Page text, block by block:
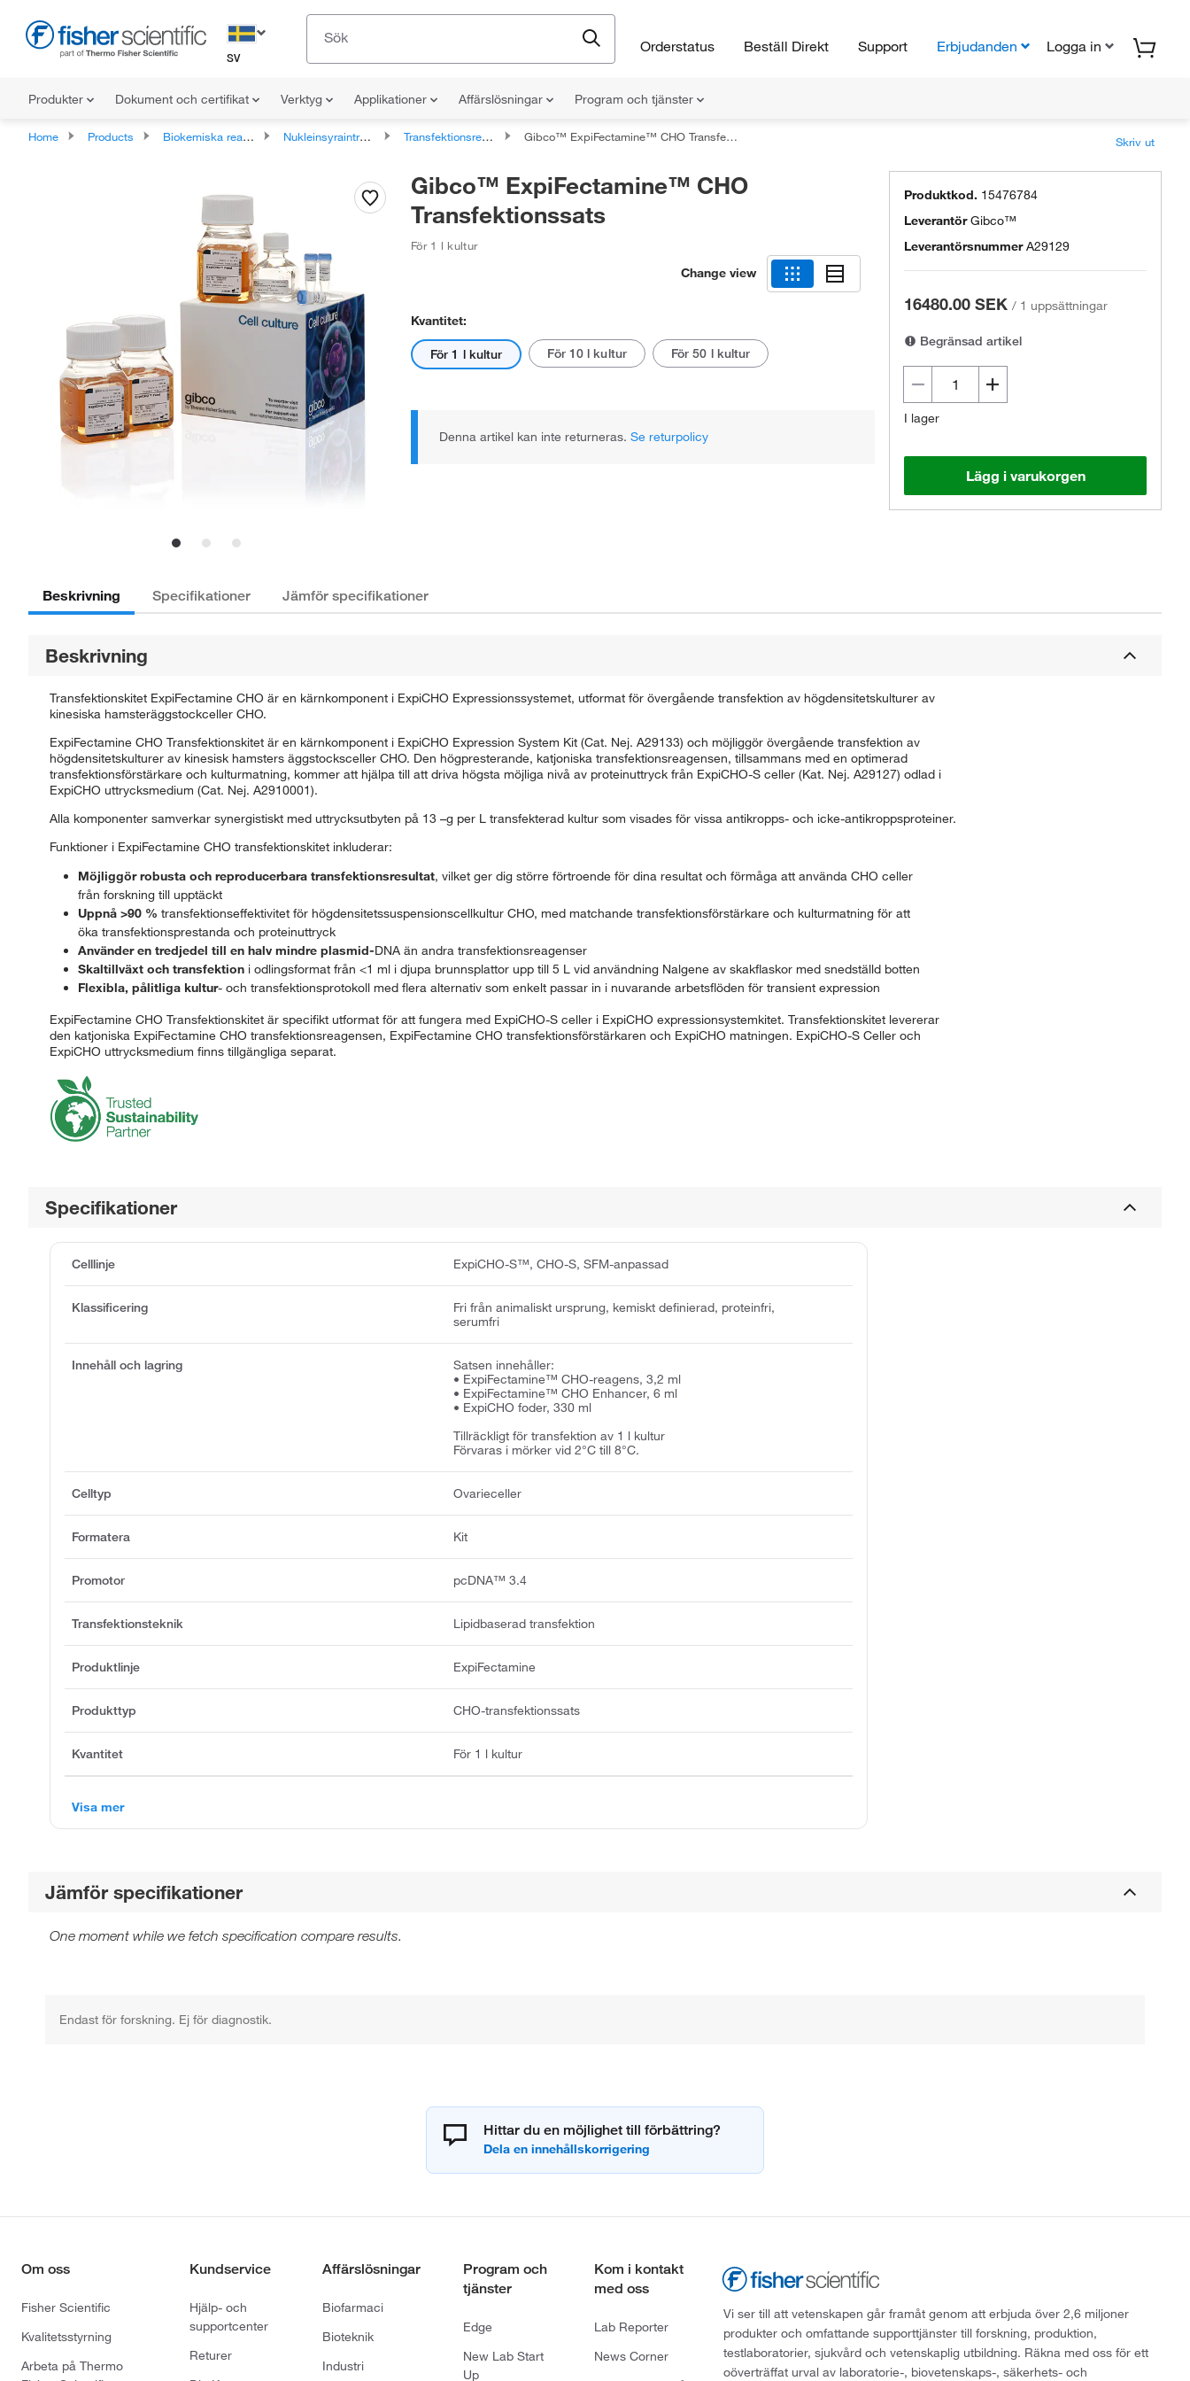
SV
Orderstatus Beställ Direkt Support Erbjudanden Logga in
Produkter Dokument och certifikat Verktyg Applikationer Affärslösningar Program och tjänster
Home Products Biokemiska reagenser Nukleinsyraintroduktionsreagenser Transfektionsreagens Gibco™ ExpiFectamine™ CHO Transfektionssats Skriv ut
Gibco™ ExpiFectamine™ CHO
Transfektionssats
För 1 l kultur
Change view
Kvantitet:
För 1 l kultur För 10 l kultur För 50 l kultur
Denna artikel kan inte returneras. Se returpolicy
Produktkod. 15476784
LeverantörGibco™
Leverantörsnummer A29129
16480.00 SEK / 1 uppsättningar
Begränsad artikel
I lager
Lägg i varukorgen
Beskrivning Specifikationer Jämför specifikationer
Beskrivning
Transfektionskitet ExpiFectamine CHO är en kärnkomponent i ExpiCHO Expressionssystemet, utformat för övergående transfektion av högdensitetskulturer av
kinesiska hamsteräggstockceller CHO.
ExpiFectamine CHO Transfektionskitet är en kärnkomponent i ExpiCHO Expression System Kit (Cat. Nej. A29133) och möjliggör övergående transfektion av
högdensitetskulturer av kinesisk hamsters äggstocksceller CHO. Den högpresterande, katjoniska transfektionsreagensen, tillsammans med en optimerad
transfektionsförstärkare och kulturmatning, kommer att hjälpa till att driva högsta möjliga nivå av proteinuttryck från ExpiCHO-S celler (Kat. Nej. A29127) odlad i
ExpiCHO uttrycksmedium (Cat. Nej. A2910001).
Alla komponenter samverkar synergistiskt med uttrycksutbyten på 13 –g per L transfekterad kultur som visades för vissa antikropps- och icke-antikroppsproteiner.
Funktioner i ExpiFectamine CHO transfektionskitet inkluderar:
Möjliggör robusta och reproducerbara transfektionsresultat, vilket ger dig större förtroende för dina resultat och förmåga att använda CHO celler
från forskning till upptäckt
Uppnå >90 % transfektionseffektivitet för högdensitetssuspensionscellkultur CHO, med matchande transfektionsförstärkare och kulturmatning för att
öka transfektionsprestanda och proteinuttryck
Använder en tredjedel till en halv mindre plasmid-DNA än andra transfektionsreagenser
Skaltillväxt och transfektion i odlingsformat från <1 ml i djupa brunnsplattor upp till 5 L vid användning Nalgene av skakflaskor med snedställd botten
Flexibla, pålitliga kultur- och transfektionsprotokoll med flera alternativ som enkelt passar in i nuvarande arbetsflöden för transient expression
ExpiFectamine CHO Transfektionskitet är specifikt utformat för att fungera med ExpiCHO-S celler i ExpiCHO expressionsystemkitet. Transfektionskitet levererar
den katjoniska ExpiFectamine CHO transfektionsreagensen, ExpiFectamine CHO transfektionsförstärkaren och ExpiCHO matningen. ExpiCHO-S Celler och
ExpiCHO uttrycksmedium finns tillgängliga separat.
Specifikationer
Celllinje ExpiCHO-S™, CHO-S, SFM-anpassad
Klassificering
Fri från animaliskt ursprung, kemiskt definierad, proteinfri,
serumfri
Innehåll och lagring
Satsen innehåller:
• ExpiFectamine™ CHO-reagens, 3,2 ml
• ExpiFectamine™ CHO Enhancer, 6 ml
• ExpiCHO foder, 330 ml
Tillräckligt för transfektion av 1 l kultur
Förvaras i mörker vid 2°C till 8°C.
Celltyp Ovarieceller
Formatera Kit
Promotor pcDNA™ 3.4
Transfektionsteknik Lipidbaserad transfektion
Produktlinje ExpiFectamine
Produkttyp CHO-transfektionssats
Kvantitet För 1 l kultur
Visa mer
Jämför specifikationer
One moment while we fetch specification compare results.
Endast för forskning. Ej för diagnostik.
Hittar du en möjlighet till förbättring?
Om oss
Fisher Scientific
Kvalitetsstyrning
Arbeta på Thermo
Kundservice
Hjälp- och
supportcenter
Returer
Affärslösningar
Biofarmaci
Bioteknik
Industri
Program och
tjänster
Edge
New Lab Start
Up
Kom i kontakt
med oss
Lab Reporter
News Corner
Vi ser till att vetenskapen går framåt genom att erbjuda över 2,6 miljoner
produkter och omfattande supporttjänster till forskning, produktion,
testlaboratorier, sjukvård och vetenskaplig utbildning. Räkna med oss för ett
oöverträffat urval av laboratorie-, biovetenskaps-, säkerhets- och